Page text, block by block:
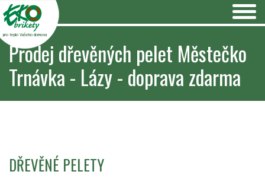
pro teplo Vašeho domova
Prodej dřevěných pelet Městečko
Trnávka - Lázy - doprava zdarma
DŘEVĚNÉ PELETY